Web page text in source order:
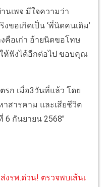
เพจ มีใจความว่า
ขอเกิดเป็น ‘พี่นิดคนเดิม’
คือเก่า อ้ายนิดขอโทษ
ห้ฟังได้อีกต่อไป ขอบคุณ
รก เมื่อ3วันที่แล้ว โดย
สารคาม และเสียชีวิต
6 กันยายน 2568"
รพ.ด่วน! ตรวจพบเส้นเ